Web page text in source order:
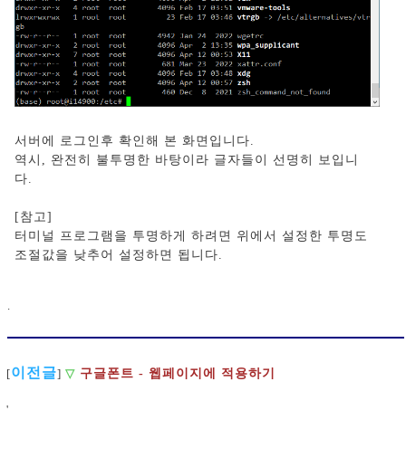
서버에 로그인후 확인해 본 화면입니다.
역시, 완전히 불투명한 바탕이라 글자들이 선명히 보입니
다.
[참고]
터미널 프로그램을 투명하게 하려면 위에서 설정한 투명도
조절값을 낮추어 설정하면 됩니다.
.
[이전글] ▽ 구글폰트 - 웹페이지에 적용하기
'